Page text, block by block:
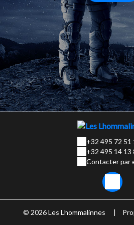
+32 495 72 51
+32 495 14 13
Contacter par
© 2026 Les Lhommalinnes |